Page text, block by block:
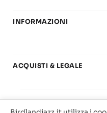
Chitarra
Basi play-along
Offerte
INFORMAZIONI
Carta del Docente
ACQUISTI & LEGALE